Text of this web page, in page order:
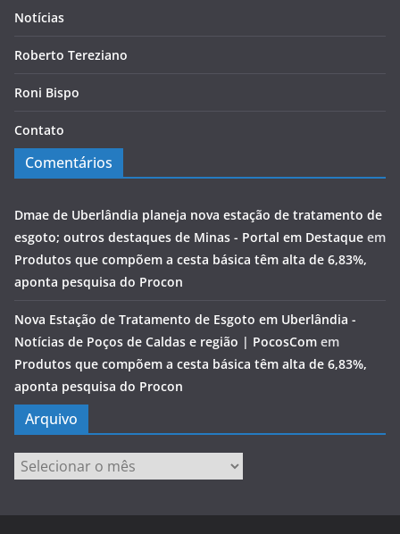
Notícias
Roberto Tereziano
Roni Bispo
Contato
Comentários
Dmae de Uberlândia planeja nova estação de tratamento de
esgoto; outros destaques de Minas - Portal em Destaque em
Produtos que compõem a cesta básica têm alta de 6,83%,
aponta pesquisa do Procon
Nova Estação de Tratamento de Esgoto em Uberlândia -
Notícias de Poços de Caldas e região | PocosCom em
Produtos que compõem a cesta básica têm alta de 6,83%,
aponta pesquisa do Procon
Arquivo
Arquivo